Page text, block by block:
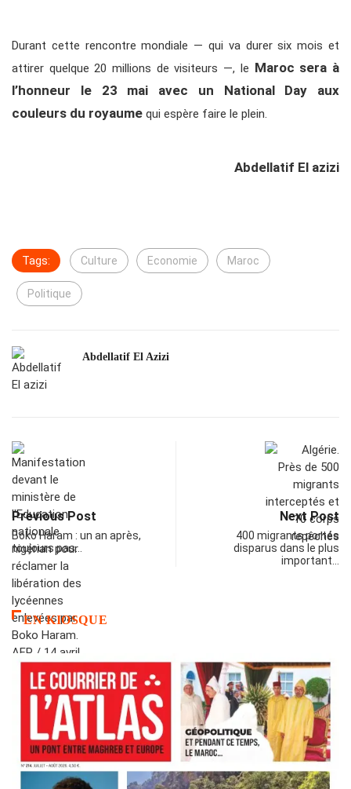
Durant cette rencontre mondiale — qui va durer six mois et
attirer quelque 20 millions de visiteurs —, le Maroc sera à
l’honneur le 23 mai avec un National Day aux
couleurs du royaume qui espère faire le plein.
Abdellatif El azizi
Tags: Culture Economie Maroc
Politique
Abdellatif El Azizi
Previous Post
Boko Haram : un an après,
toujours pas…
Next Post
400 migrants portés
disparus dans le plus
important…
EN KIOSQUE